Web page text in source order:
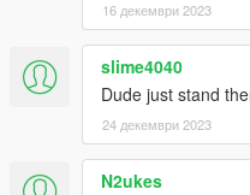
16 декември 2023
slime4040
Dude just stand
24 декември 2023
N2ukes